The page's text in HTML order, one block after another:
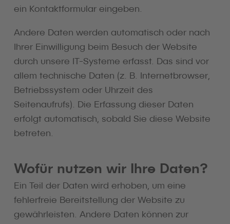
ein Kontaktformular eingeben.
Andere Daten werden automatisch oder nach
Ihrer Einwilligung beim Besuch der Website
durch unsere IT-Systeme erfasst. Das sind vor
allem technische Daten (z. B. Internetbrowser,
Betriebssystem oder Uhrzeit des
Seitenaufrufs). Die Erfassung dieser Daten
erfolgt automatisch, sobald Sie diese Website
betreten.
Wofür nutzen wir Ihre Daten?
Ein Teil der Daten wird erhoben, um eine
fehlerfreie Bereitstellung der Website zu
gewährleisten. Andere Daten können zur